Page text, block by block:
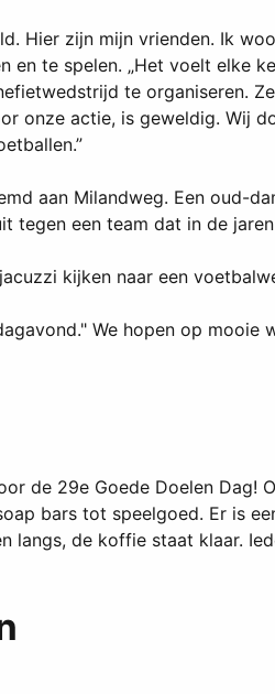
Hier zijn mijn vrienden. Ik
te spelen. „Het voelt elke
te organiseren.
onze actie, is geweldig. Wij
aan Milandweg. Een oud-
tegen een team dat in de
kijken naar een
We hopen op
de 29e Goede Doelen
bars tot speelgoed. Er is
langs, de koffie staat klaar.